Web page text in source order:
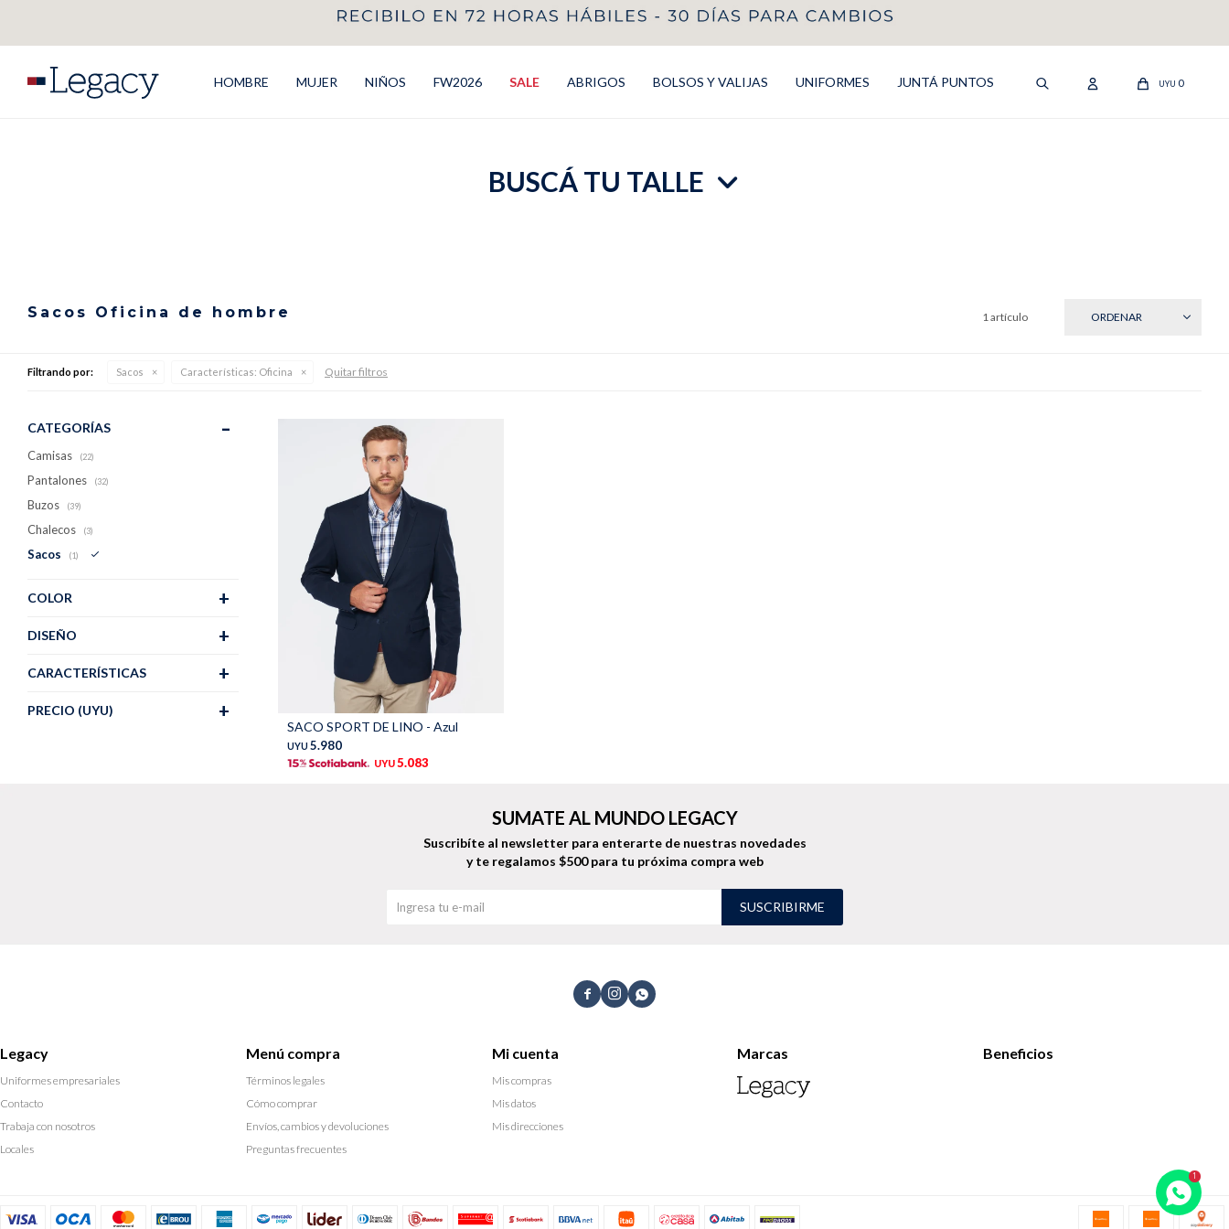
HOMBRE MUJER NIÑOS FW2026 SALE ABRIGOS BOLSOS Y VALIJAS UNIFORMES JUNTÁ PUNTOS UYU 0
BUSCÁ TU TALLE
Sacos Oficina de hombre 1 artículo
Filtrando por: Sacos Características: Oficina Quitar filtros
SACO SPORT DE LINO - Azul
UYU 5.980
UYU5.083
CATEGORÍAS
Camisas (22)
Pantalones (32)
Buzos (39)
Chalecos (3)
Sacos (1)
CARACTERÍSTICAS
PRECIO (UYU)
COLOR
DISEÑO
  
Legacy
Uniformes empresariales
Contacto
Trabaja con nosotros
Locales
Menú compra
Términos legales
Cómo comprar
Envíos, cambios y devoluciones
Preguntas frecuentes
Mi cuenta
Mis compras
Mis datos
Mis direcciones
Marcas Beneficios
SUMATE AL MUNDO LEGACY
Suscribíte al newsletter para enterarte de nuestras novedades
y te regalamos $500 para tu próxima compra web
SUSCRIBIRME